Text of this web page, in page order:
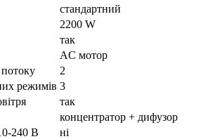
стандартний
2200 W
так
AC мотор
потоку
2
режимів 3
так
концентратор + дифузор
240 В
ні